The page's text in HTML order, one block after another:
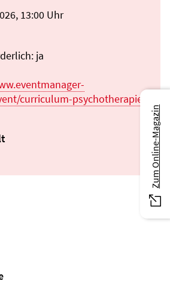
13:00 Uhr
ja
curriculum-psychotherapie-
Zum Online-Magazin